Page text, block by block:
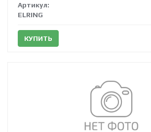
Артикул:
ELRING
КУПИТЬ